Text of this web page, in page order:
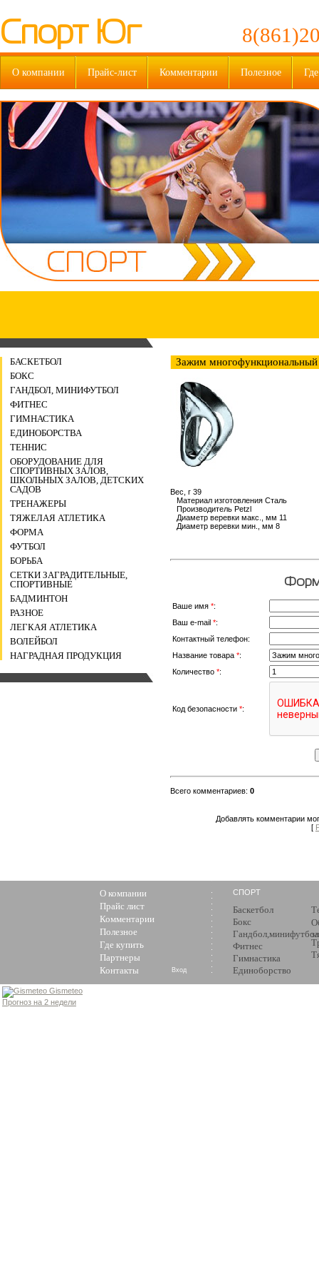
Спорт Юг
О компании Прайс-лист Комментарии Полезное
БАСКЕТБОЛ
БОКС
ГАНДБОЛ, МИНИФУТБОЛ
ФИТНЕС
ГИМНАСТИКА
ЕДИНОБОРСТВА
ТЕННИС
ОБОРУДОВАНИЕ ДЛЯ
СПОРТИВНЫХ ЗАЛОВ,
ШКОЛЬНЫХ ЗАЛОВ, ДЕТСКИХ
САДОВ
ТРЕНАЖЕРЫ
ТЯЖЕЛАЯ АТЛЕТИКА
ФОРМА
ФУТБОЛ
БОРЬБА
СЕТКИ ЗАГРАДИТЕЛЬНЫЕ,
СПОРТИВНЫЕ
БАДМИНТОН
РАЗНОЕ
ЛЕГКАЯ АТЛЕТИКА
ВОЛЕЙБОЛ
НАГРАДНАЯ ПРОДУКЦИЯ
Зажим
Вес, г 39
Материал изготовления Сталь
Производитель Petzl
Диаметр веревки макс., мм 11
Диаметр веревки мин., мм 8
Ваше имя *:
Ваш e-mail *:
Контактный телефон:
Название товара *:
Количество *:
Код безопасности *:
Всего комментариев: 0
Добавлять комментарии
[
О компании
Прайс лист
Комментарии
Полезное
Где купить
Партнеры
Контакты
СПОРТ
Баскетбол
Бокс
Гандбол,минифутбол
Фитнес
Гимнастика
Единоборство
Вход
Gismeteo
Прогноз на 2 недели